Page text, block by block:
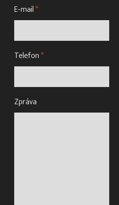
E-mail*
Telefon*
Zpráva